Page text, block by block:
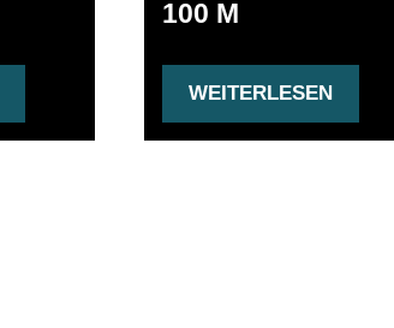
100 M
WEITERLESEN